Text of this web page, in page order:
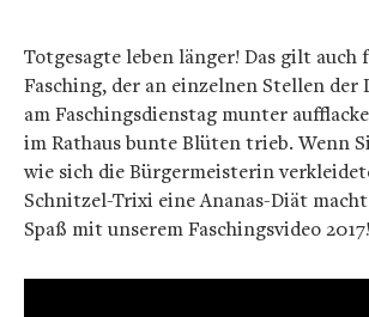
Totgesagte leben länger! Das gilt auch
Fasching, der an einzelnen Stellen
am Faschingsdienstag munter
im Rathaus bunte Blüten trieb. Wenn
wie sich die Bürgermeisterin
Schnitzel-Trixi eine Ananas-Diät
Spaß mit unserem Faschingsvideo 2017!